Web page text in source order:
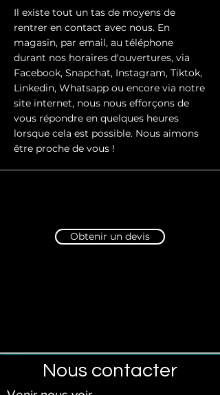
Il existe tout un tas de moyens de
rentrer en contact avec nous. En
magasin, par email, au téléphone
durant nos horaires d'ouvertures, via
Facebook, Snapchat, Instagram, Tiktok,
Linkedin, Whatsapp ou encore via notre
site internet, nous nous efforçons de
vous répondre en quelques heures
lorsque cela est possible. Nous aimons
être proche de vous !
Obtenir un devis
Nous contacter